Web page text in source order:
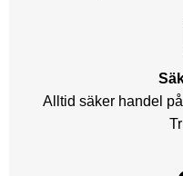
Alltid säker handel